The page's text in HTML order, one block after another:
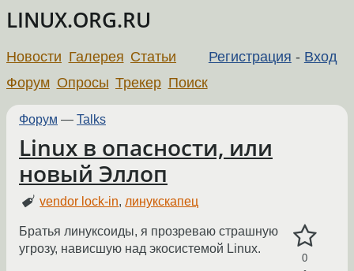
LINUX.ORG.RU
Регистрация - Вход
Новости Галерея Статьи
Форум Опросы Трекер Поиск
Форум — Talks
Linux в опасности, или
новый Эллоп
vendor lock-in,линукскапец
0
Братья линуксоиды, я прозреваю страшную
угрозу, нависшую над экосистемой Linux.